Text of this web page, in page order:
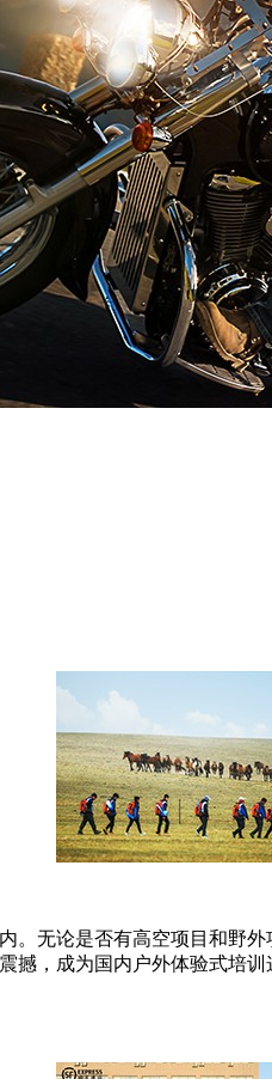
无论是否有高空项目和野
撼，成为国内户外体验式培